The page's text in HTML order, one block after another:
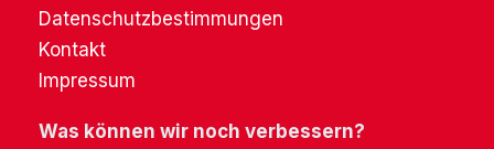
Datenschutzbestimmungen
Kontakt
Impressum
Was können wir noch verbessern?